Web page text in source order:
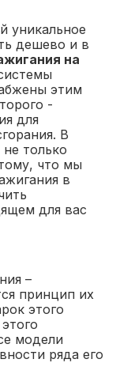
уникальное
дешево и в
на
этим
-
для
В
только
что мы
в
для вас
–
принцип их
этого
модели
ряда его